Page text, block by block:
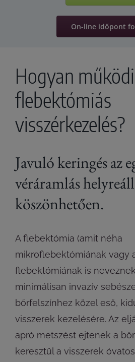
On-line időpont
Hogyan
flebektómiás
visszérkezelés?
Javuló keringés az
véráramlás
köszönhetően.
A flebektómia (amit néha
mikroflebektómiának vagy
flebektómiának is
minimálisan invazív
bőrfelszínhez közel eső,
visszerek kezelésére. Az
apró metszést ejtenek a
keresztül a visszerek